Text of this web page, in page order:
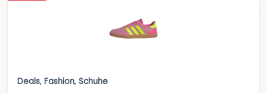
Deals, Fashion, Schuhe